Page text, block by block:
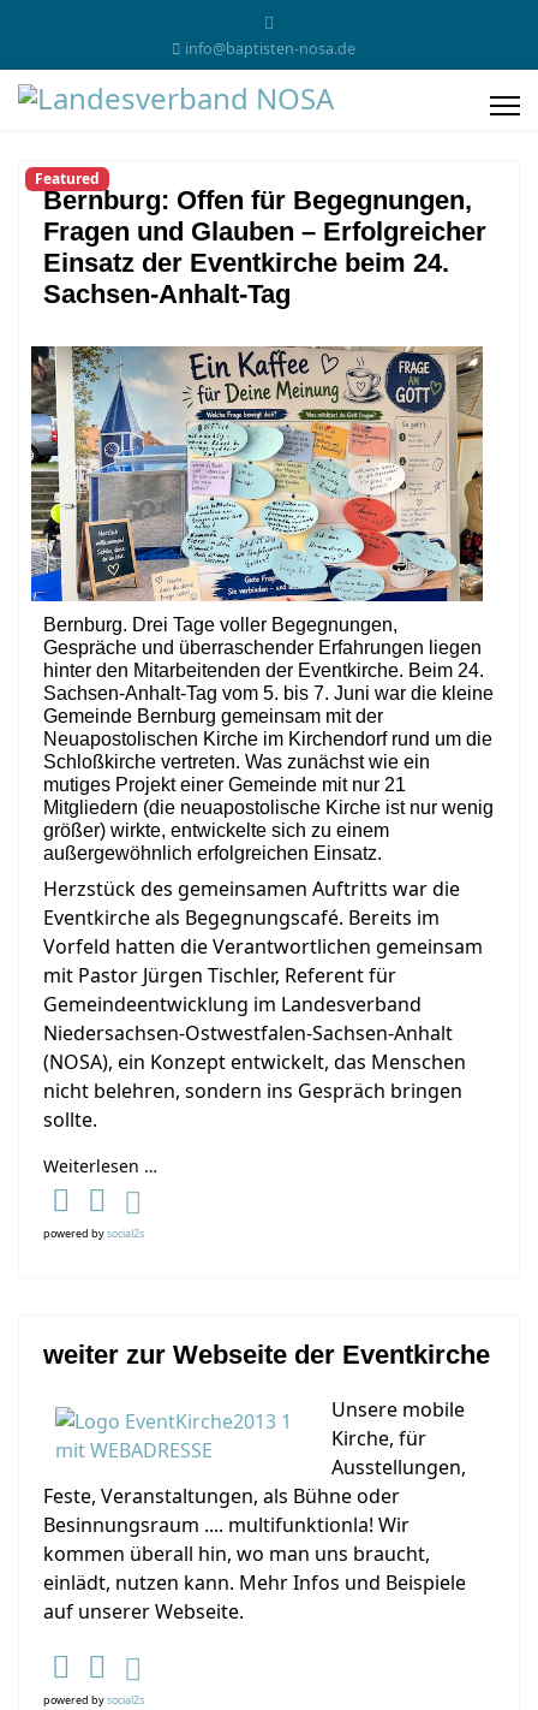
info@baptisten-nosa.de
Featured
Bernburg: Offen für Begegnungen,
Fragen und Glauben – Erfolgreicher
Einsatz der Eventkirche beim 24.
Sachsen-Anhalt-Tag
Bernburg. Drei Tage voller Begegnungen,
Gespräche und überraschender Erfahrungen liegen
hinter den Mitarbeitenden der Eventkirche. Beim 24.
Sachsen-Anhalt-Tag vom 5. bis 7. Juni war die kleine
Gemeinde Bernburg gemeinsam mit der
Neuapostolischen Kirche im Kirchendorf rund um die
Schloßkirche vertreten. Was zunächst wie ein
mutiges Projekt einer Gemeinde mit nur 21
Mitgliedern (die neuapostolische Kirche ist nur wenig
größer) wirkte, entwickelte sich zu einem
außergewöhnlich erfolgreichen Einsatz.
Herzstück des gemeinsamen Auftritts war die
Eventkirche als Begegnungscafé. Bereits im
Vorfeld hatten die Verantwortlichen gemeinsam
mit Pastor Jürgen Tischler, Referent für
Gemeindeentwicklung im Landesverband
Niedersachsen-Ostwestfalen-Sachsen-Anhalt
(NOSA), ein Konzept entwickelt, das Menschen
nicht belehren, sondern ins Gespräch bringen
sollte.
Weiterlesen …
powered bysocial2s
weiter zur Webseite der Eventkirche
Unsere mobile
Kirche, für
Ausstellungen,
Feste, Veranstaltungen, als Bühne oder
Besinnungsraum .... multifunktionla! Wir
kommen überall hin, wo man uns braucht,
einlädt, nutzen kann. Mehr Infos und Beispiele
auf unserer Webseite.
powered bysocial2s